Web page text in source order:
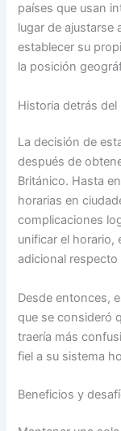
países que usan
lugar de ajustarse
establecer su
la posición
Historia detrás
La decisión de
después de
Británico. Hasta
horarias en
complicaciones
unificar el horario,
adicional
Desde entonces,
que se consideró
traería más
fiel a su sistema
Beneficios y